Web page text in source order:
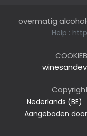
overmatig
Help :
Nederlands (BE)
Aangeboden door